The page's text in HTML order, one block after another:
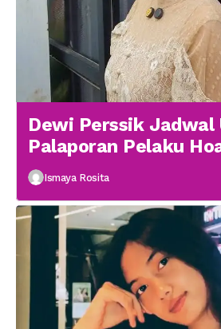
Dewi Perssik Jadwal
Palaporan Pelaku
Medsos
Ismaya Rosita